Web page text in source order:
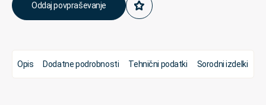
Oddaj povpraševanje
Opis Dodatne podrobnosti Tehnični podatki Sorodni izdelki